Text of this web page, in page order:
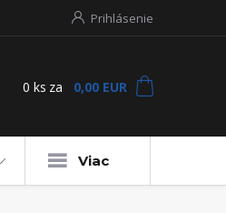
Prihlásenie
0 ks za 0,00 EUR
Viac